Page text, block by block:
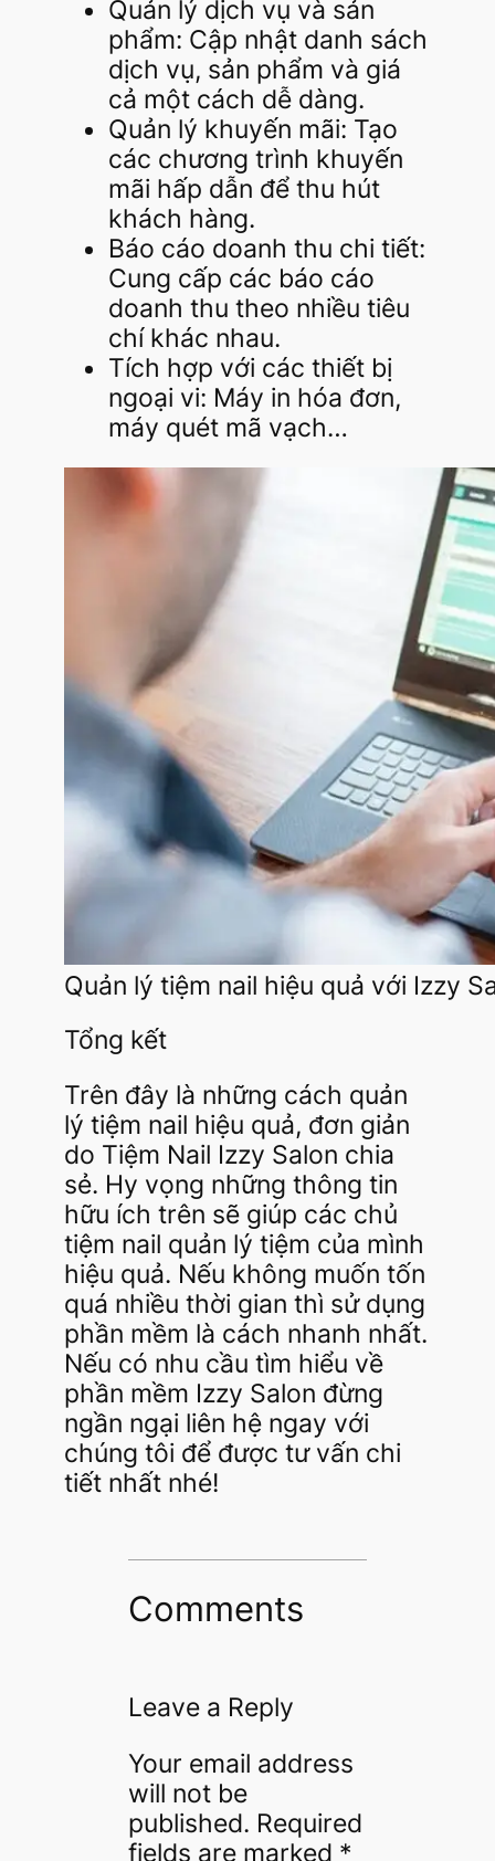
Quản lý dịch vụ và sản
phẩm: Cập nhật danh sách
dịch vụ, sản phẩm và giá
cả một cách dễ dàng.
Quản lý khuyến mãi: Tạo
các chương trình khuyến
mãi hấp dẫn để thu hút
khách hàng.
Báo cáo doanh thu chi tiết:
Cung cấp các báo cáo
doanh thu theo nhiều tiêu
chí khác nhau.
Tích hợp với các thiết bị
ngoại vi: Máy in hóa đơn,
máy quét mã vạch…
Quản lý tiệm nail hiệu quả với Izzy
Tổng kết
Trên đây là những cách quản
lý tiệm nail hiệu quả, đơn giản
do Tiệm Nail Izzy Salon chia
sẻ. Hy vọng những thông tin
hữu ích trên sẽ giúp các chủ
tiệm nail quản lý tiệm của mình
hiệu quả. Nếu không muốn tốn
quá nhiều thời gian thì sử dụng
phần mềm là cách nhanh nhất.
Nếu có nhu cầu tìm hiểu về
phần mềm Izzy Salon đừng
ngần ngại liên hệ ngay với
chúng tôi để được tư vấn chi
tiết nhất nhé!
Comments
Leave a Reply
Your email address
will not be
published. Required
fields are marked *